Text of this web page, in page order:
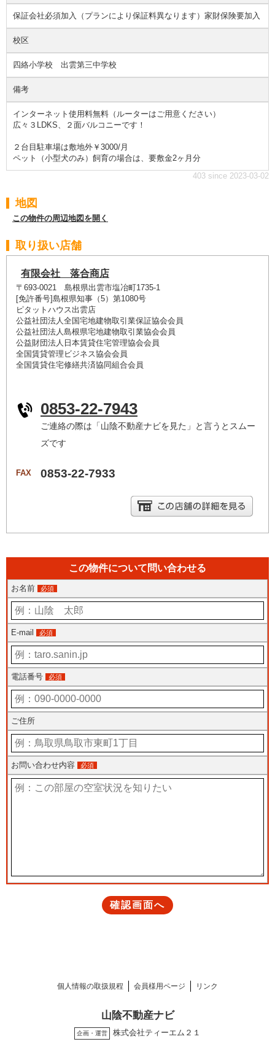
保証会社必須加入（プランにより保証料異なります）家財保険要加入
校区
四絡小学校 出雲第三中学校
備考
インターネット使用料無料（ルーターはご用意ください）
広々３LDKS、２面バルコニーです！
２台目駐車場は敷地外￥3000/月
ペット（小型犬のみ）飼育の場合は、要敷金2ヶ月分
403 since 2023-03-02
地図
この物件の周辺地図を開く
取り扱い店舗
有限会社 落合商店
〒693-0021 島根県出雲市塩冶町1735-1
[免許番号]島根県知事（5）第1080号
ピタットハウス出雲店
公益社団法人全国宅地建物取引業保証協会会員
公益社団法人島根県宅地建物取引業協会会員
公益財団法人日本賃貸住宅管理協会会員
全国賃貸管理ビジネス協会会員
全国賃貸住宅修繕共済協同組合会員
0853-22-7943
ご連絡の際は「山陰不動産ナビを見た」と言うとスムー
ズです
FAX 0853-22-7933
個人情報の取扱規程 会員様用ページ リンク
山陰不動産ナビ
企画・運営 株式会社ティーエム２１